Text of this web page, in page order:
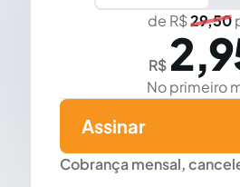
de R$29,50
R$
No primeiro
Cobrança mensal,
Assinar